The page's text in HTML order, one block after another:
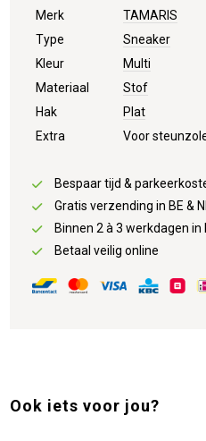
Merk
TAMARIS
Type
Sneaker
Kleur
Multi
Materiaal
Stof
Hak
Plat
Extra
Voor
Bespaar tijd &
Gratis verzending in BE &
Binnen 2 à 3 werkdagen in
Betaal veilig online
Ook iets voor jou?